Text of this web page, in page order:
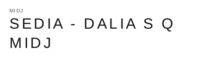
multimediali
1
in
modale
MIDJ
SEDIA - DALIA S Q
MIDJ